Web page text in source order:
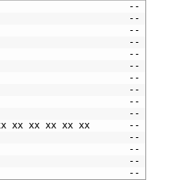
--
--
--
--
--
--
--
--
--
--
xx xx xx       --
--
--
-- CRC
-- End